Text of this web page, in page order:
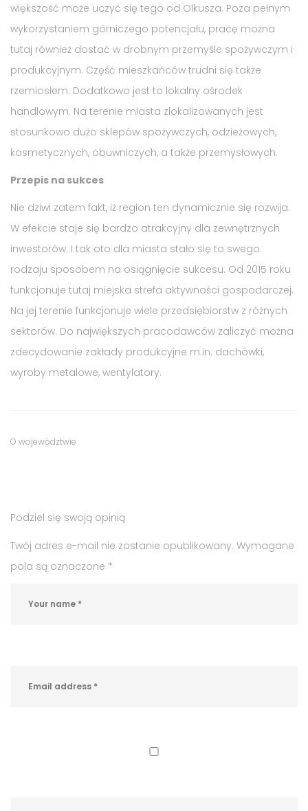
większość może uczyć się tego od Olkusza. Poza pełnym
wykorzystaniem górniczego potencjału, pracę można
tutaj również dostać w drobnym przemyśle spożywczym i
produkcyjnym. Część mieszkańców trudni się także
rzemiosłem. Dodatkowo jest to lokalny ośrodek
handlowym. Na terenie miasta zlokalizowanych jest
stosunkowo dużo sklepów spożywczych, odzieżowych,
kosmetycznych, obuwniczych, a także przemysłowych.
Przepis na sukces
Nie dziwi zatem fakt, iż region ten dynamicznie się rozwija.
W efekcie staje się bardzo atrakcyjny dla zewnętrznych
inwestorów. I tak oto dla miasta stało się to swego
rodzaju sposobem na osiągnięcie sukcesu. Od 2015 roku
funkcjonuje tutaj miejska strefa aktywności gospodarczej.
Na jej terenie funkcjonuje wiele przedsiębiorstw z różnych
sektorów. Do największych pracodawców zaliczyć można
zdecydowanie zakłady produkcyjne m.in. dachówki,
wyroby metalowe, wentylatory.
Tags
praca
Olkusz,
praca
Olkuszu
Category
O województwie
Podziel się swoją opinią
Twój adres e-mail nie zostanie opublikowany. Wymagane
pola są oznaczone *